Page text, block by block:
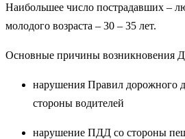
Наибольшее число пострадавших –
молодого возраста – 30 – 35 лет.
Основные причины возникновения
нарушения Правил дорожного
стороны водителей
нарушение ПДД со стороны